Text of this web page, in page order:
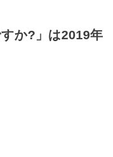
か?」は2019年